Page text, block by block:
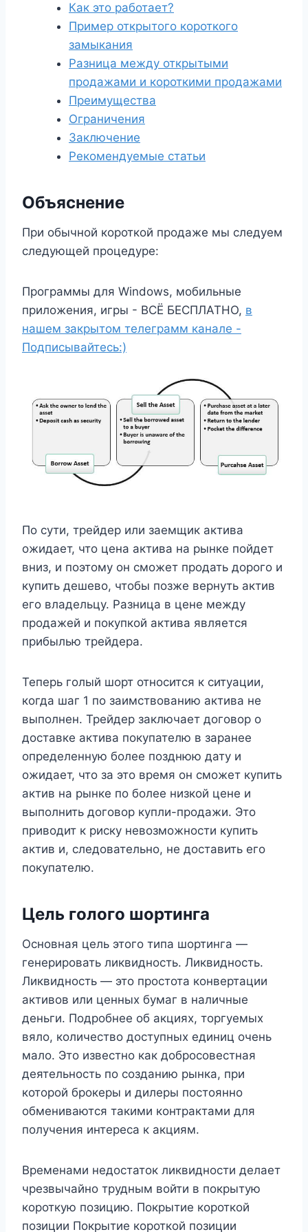
Как это работает?
Пример открытого короткого
замыкания
Разница между открытыми
продажами и короткими продажами
Преимущества
Ограничения
Заключение
Рекомендуемые статьи
Объяснение
При обычной короткой продаже мы следуем
следующей процедуре:
Программы для Windows, мобильные
приложения, игры - ВСЁ БЕСПЛАТНО, в
нашем закрытом телеграмм канале -
Подписывайтесь:)
По сути, трейдер или заемщик актива
ожидает, что цена актива на рынке пойдет
вниз, и поэтому он сможет продать дорого и
купить дешево, чтобы позже вернуть актив
его владельцу. Разница в цене между
продажей и покупкой актива является
прибылью трейдера.
Теперь голый шорт относится к ситуации,
когда шаг 1 по заимствованию актива не
выполнен. Трейдер заключает договор о
доставке актива покупателю в заранее
определенную более позднюю дату и
ожидает, что за это время он сможет купить
актив на рынке по более низкой цене и
выполнить договор купли-продажи. Это
приводит к риску невозможности купить
актив и, следовательно, не доставить его
покупателю.
Цель голого шортинга
Основная цель этого типа шортинга —
генерировать ликвидность. Ликвидность.
Ликвидность — это простота конвертации
активов или ценных бумаг в наличные
деньги. Подробнее об акциях, торгуемых
вяло, количество доступных единиц очень
мало. Это известно как добросовестная
деятельность по созданию рынка, при
которой брокеры и дилеры постоянно
обмениваются такими контрактами для
получения интереса к акциям.
Временами недостаток ликвидности делает
чрезвычайно трудным войти в покрытую
короткую позицию. Покрытие короткой
позиции Покрытие короткой позиции